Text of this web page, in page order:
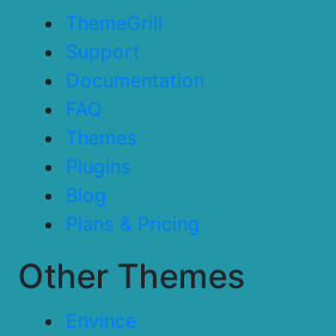
ThemeGrill
Support
Documentation
FAQ
Themes
Plugins
Blog
Plans & Pricing
Other Themes
Envince